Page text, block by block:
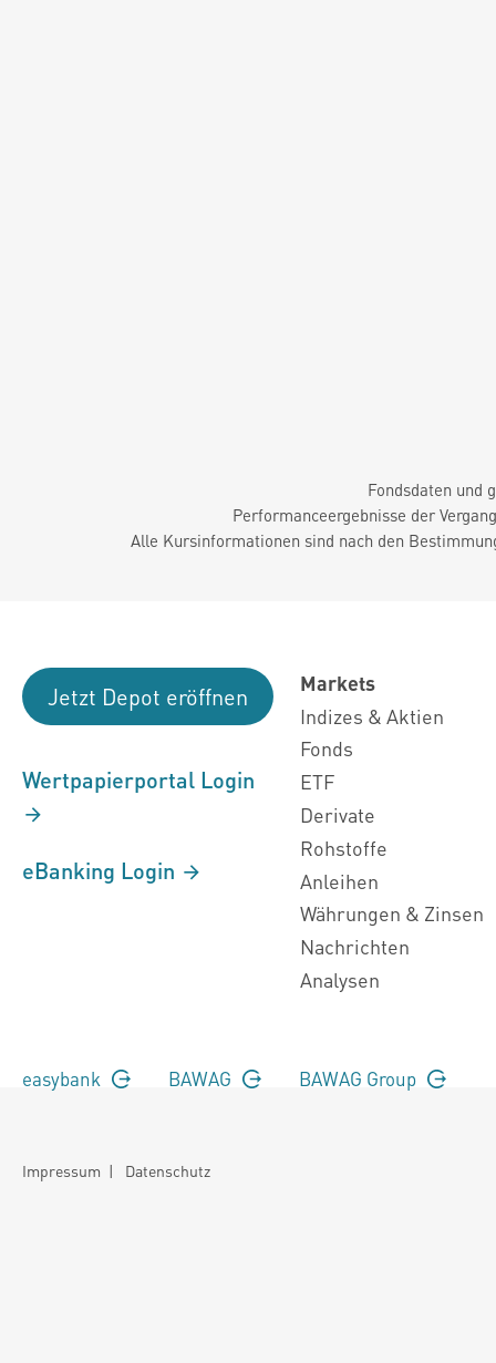
Fondsdaten und
Performanceergebnisse der
Alle Kursinformationen sind nach den
Jetzt Depot eröffnen
Wertpapierportal Login
eBanking Login
Markets
Indizes & Aktien
Fonds
ETF
Derivate
Rohstoffe
Anleihen
Währungen & Zinsen
Nachrichten
Analysen
easybank BAWAG BAWAG Group
Impressum | Datenschutz